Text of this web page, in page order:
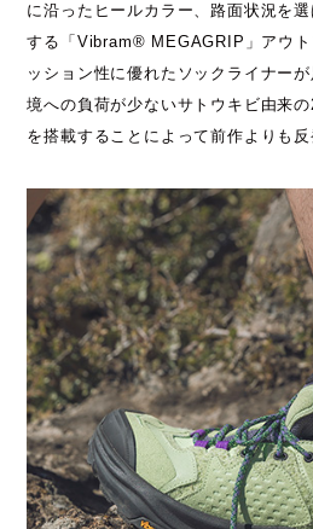
に沿ったヒールカラー、路面状況を
する「Vibram® MEGAGRIP」アウト
ッション性に優れたソックライナー
境への負荷が少ないサトウキビ由来
を搭載することによって前作よりも反